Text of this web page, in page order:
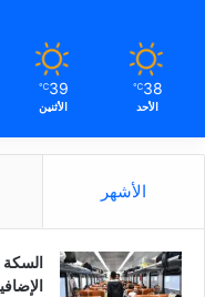
38
℃
الأحد
39
℃
الأثنين
الأشهر
السكة